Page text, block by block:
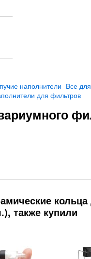
наполнители Все
для фильтров
также купили